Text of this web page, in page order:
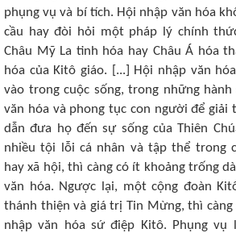
phụng vụ và bí tích. Hội nhập văn hóa
cầu hay đòi hỏi một pháp lý chính
Châu Mỹ La tinh hóa hay Châu Á hóa
hóa của Kitô giáo. [...] Hội nhập văn
vào trong cuộc sống, trong những
văn hóa và phong tục con người để giải
dẫn đưa họ đến sự sống của Thiên
nhiều tội lỗi cá nhân và tập thể trong
hay xã hội, thì càng có ít khoảng trống
văn hóa. Ngược lại, một cộng đoàn
thánh thiện và giá trị Tin Mừng, thì
nhập văn hóa sứ điệp Kitô. Phụng vụ